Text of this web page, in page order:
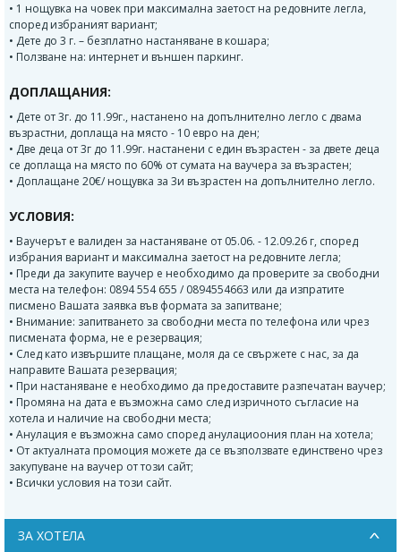
• 1 нощувка на човек при максимална заетост на редовните легла,
според избраният вариант;
• Дете до 3 г. – безплатно настаняване в кошара;
• Ползване на: интернет и външен паркинг.
ДОПЛАЩАНИЯ:
• Дете от 3г. до 11.99г., настанено на допълнително легло с двама
възрастни, доплаща на място - 10 евро на ден;
• Две деца от 3г до 11.99г. настанени с един възрастен - за двете деца
се доплаща на място по 60% от сумата на ваучера за възрастен;
• Доплащане 20€/ нощувка за 3и възрастен на допълнително легло.
УСЛОВИЯ:
• Ваучерът е валиден за настаняване от 05.06. - 12.09.26 г, според
избрания вариант и максимална заетост на редовните легла;
• Преди да закупите ваучер е необходимо да проверите за свободни
места на телефон: 0894 554 655 / 0894554663 или да изпратите
писмено Вашата заявка във формата за запитване;
• Внимание: запитването за свободни места по телефона или чрез
писмената форма, не е резервация;
• След като извършите плащане, моля да се свържете с нас, за да
направите Вашата резервация;
• При настаняване е необходимо да предоставите разпечатан ваучер;
• Промяна на дата е възможна само след изричното съгласие на
хотела и наличие на свободни места;
• Анулация е възможна само според анулациоония план на хотела;
• От актуалната промоция можете да се възползвате единствено чрез
закупуване на ваучер от този сайт;
• Всички условия на този сайт.
ЗА ХОТЕЛА